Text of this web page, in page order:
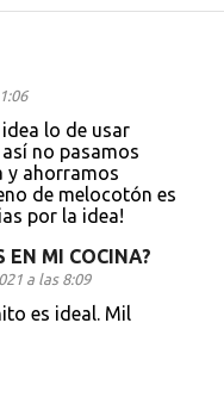
lo de usar
no pasamos
y ahorramos
de melocotón es
por la idea!
EN MI COCINA?
a las 8:09
es ideal. Mil